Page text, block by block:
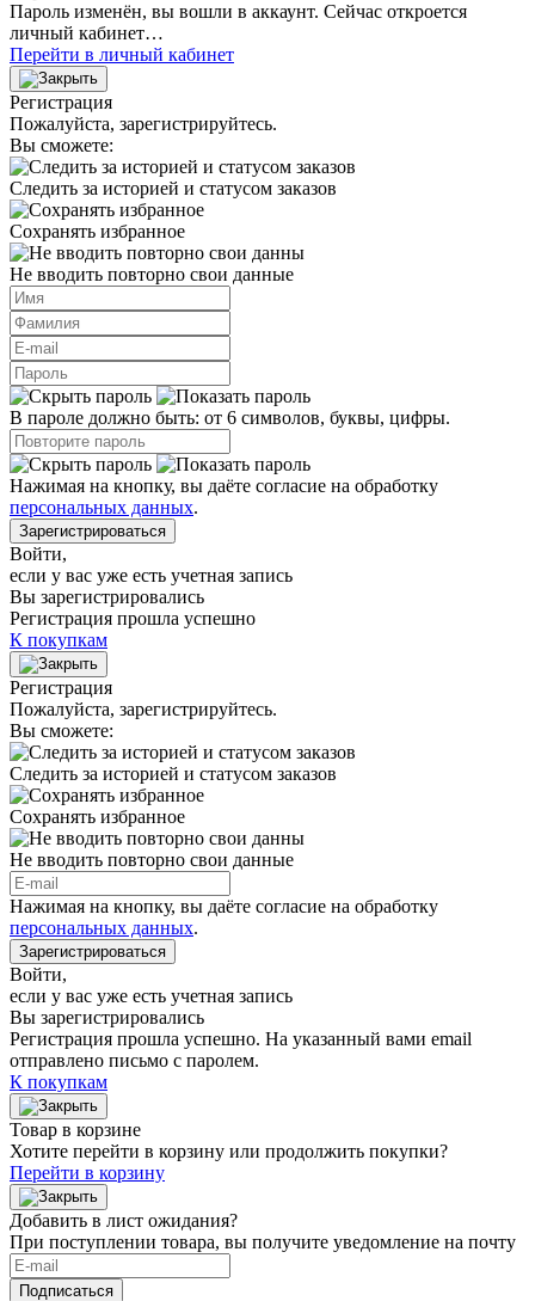
Пароль изменён, вы вошли в аккаунт. Сейчас откроется
личный кабинет…
Перейти в личный кабинет
Регистрация
Пожалуйста, зарегистрируйтесь.
Вы сможете:
Следить за историей и статусом заказов
Сохранять избранное
Не вводить повторно свои данные
В пароле должно быть: от 6 символов, буквы, цифры.
Нажимая на кнопку, вы даёте согласие на обработку
персональных данных.
Зарегистрироваться
Войти,
если у вас уже есть учетная запись
Вы зарегистрировались
Регистрация прошла успешно
К покупкам
Регистрация
Пожалуйста, зарегистрируйтесь.
Вы сможете:
Следить за историей и статусом заказов
Сохранять избранное
Не вводить повторно свои данные
Нажимая на кнопку, вы даёте согласие на обработку
персональных данных.
Зарегистрироваться
Войти,
если у вас уже есть учетная запись
Вы зарегистрировались
Регистрация прошла успешно. На указанный вами email
отправлено письмо с паролем.
К покупкам
Товар в корзине
Хотите перейти в корзину или продолжить покупки?
Перейти в корзину
Добавить в лист ожидания?
При поступлении товара, вы получите уведомление на почту
Подписаться